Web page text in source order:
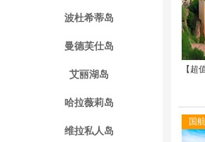
波杜希蒂岛
曼德芙仕岛
艾丽湖岛
哈拉薇莉岛
维拉私人岛
【超
国航双
酒